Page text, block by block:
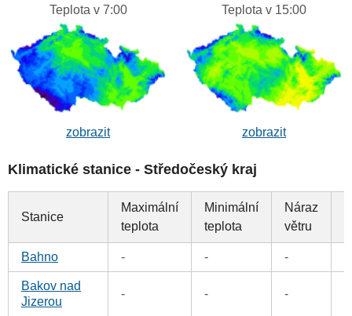
Teplota v 7:00
zobrazit
Teplota v 15:00
zobrazit
Klimatické stanice - Středočeský kraj
Stanice
Maximální
teplota
Minimální
teplota
Náraz
větru
Bahno - - -
Bakov nad
Jizerou
- - -